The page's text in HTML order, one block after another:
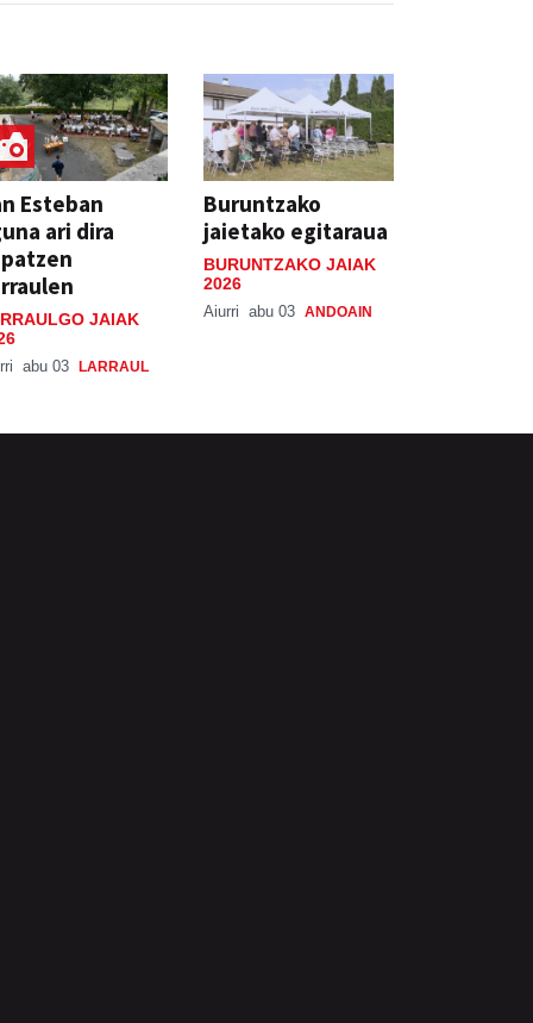
Esteban
ari dira
JAIAK
abu 03 LARRAUL
Buruntzako
jaietako egitaraua
BURUNTZAKO JAIAK
2026
Aiurri abu 03 ANDOAIN